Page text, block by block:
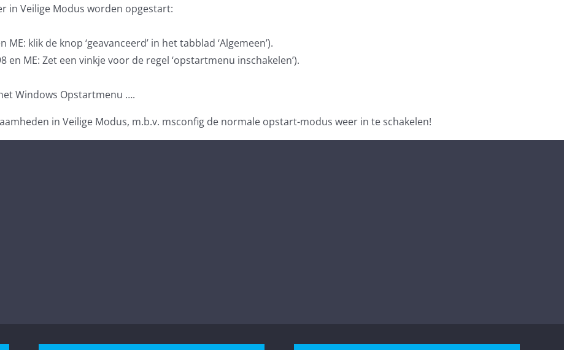
in Veilige Modus worden opgestart:
klik de knop ‘geavanceerd’ in het tabblad ‘Algemeen’).
en ME: Zet een vinkje voor de regel ‘opstartmenu inschakelen’).
Windows Opstartmenu ….
in Veilige Modus, m.b.v. msconfig de normale opstart-modus weer in te schakelen!